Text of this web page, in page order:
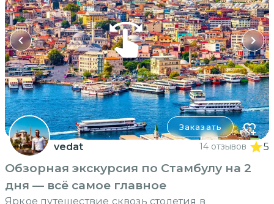
Заказать
vedat 14 отзывов 5
Обзорная экскурсия по Стамбулу на 2
дня — всё самое главное
Яркое путешествие сквозь столетия в